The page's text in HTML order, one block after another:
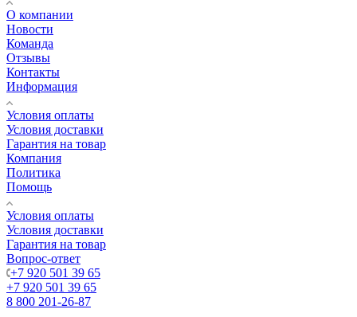
О компании
Новости
Команда
Отзывы
Контакты
Информация
Условия оплаты
Условия доставки
Гарантия на товар
Компания
Политика
Помощь
Условия оплаты
Условия доставки
Гарантия на товар
Вопрос-ответ
+7 920 501 39 65
+7 920 501 39 65
8 800 201-26-87